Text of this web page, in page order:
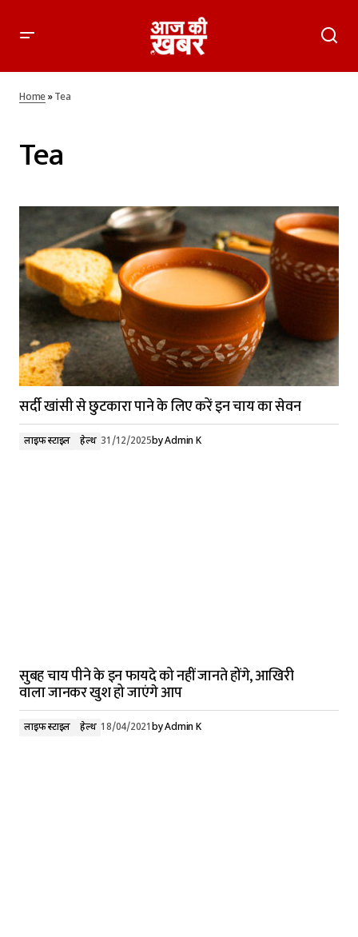
Home»Tea
Tea
सर्दी खांसी से छुटकारा पाने के लिए करें इन चाय का सेवन
लाइफ स्टाइल हेल्थ 31/12/2025byAdmin K
सुबह चाय पीने के इन फायदे को नहीं जानते होंगे, आखिरी
वाला जानकर खुश हो जाएंगे आप
लाइफ स्टाइल हेल्थ 18/04/2021byAdmin K